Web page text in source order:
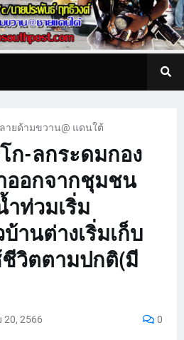
ายด้ามขวาน@ แดนใต้
ก-ลกระดมกอง
ออกจากชุมชน
ท่วมเริ่ม
านต่างเริ่มเก็บ
ชีวิตตามปกติ(มี
2566 0